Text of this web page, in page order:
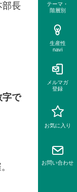
部長
字で
テーマ・
階層別
生産性
navi
メルマガ
登録
お気に入り
お問い合わせ